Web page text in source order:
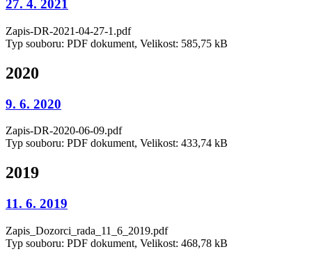
27. 4. 2021
Zapis-DR-2021-04-27-1.pdf
Typ souboru: PDF dokument, Velikost: 585,75 kB
2020
9. 6. 2020
Zapis-DR-2020-06-09.pdf
Typ souboru: PDF dokument, Velikost: 433,74 kB
2019
11. 6. 2019
Zapis_Dozorci_rada_11_6_2019.pdf
Typ souboru: PDF dokument, Velikost: 468,78 kB